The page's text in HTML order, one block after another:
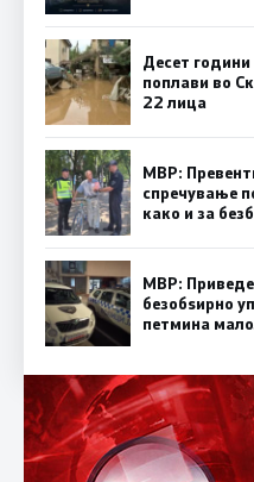
Десет
поплави во
22 лица
МВР:
спречување
како и за
МВР:
безобѕирно
петмина